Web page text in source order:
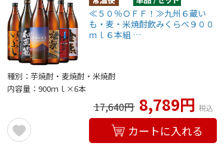
≪５０％ＯＦＦ！≫九州６蔵い
も・麦・米焼酎飲みくらべ９００
ｍｌ６本組 …
種別：芋焼酎・麦焼酎・米焼酎
内容量：900ｍｌ×6本
17,640円 8,789円 税込
カートに入れる